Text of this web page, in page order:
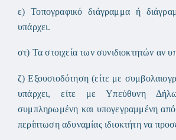
ε) Τοπογραφικό διάγραμμα ή
υπάρχει.
στ) Τα στοιχεία των συνιδιοκτητών αν
ζ) Εξουσιοδότηση (είτε με
υπάρχει, είτε με Υπεύθυνη
συμπληρωμένη και υπογεγραμμένη από
περίπτωση αδυναμίας ιδιοκτήτη να